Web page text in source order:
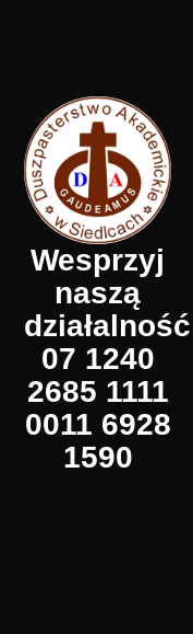
Wesprzyj
naszą
07 1240
2685 1111
0011 6928
1590